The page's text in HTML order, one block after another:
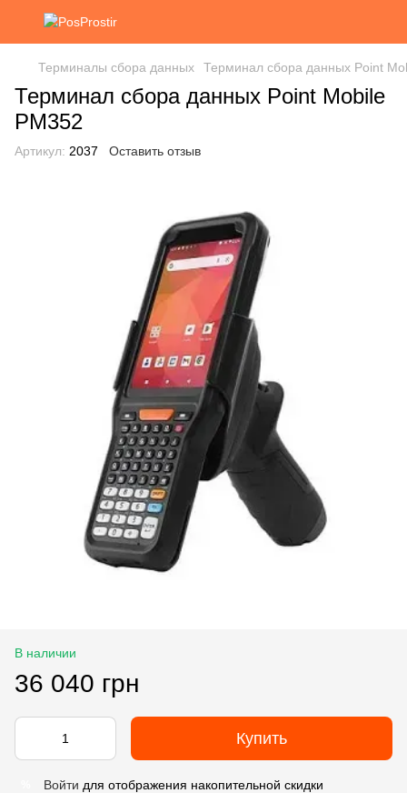
Терминалы сбора данных Терминал сбора данных Point
Терминал сбора данных Point Mobile
PM352
Артикул: 2037 Оставить отзыв
В наличии
36 040 грн
Купить
Войти для отображения накопительной скидки